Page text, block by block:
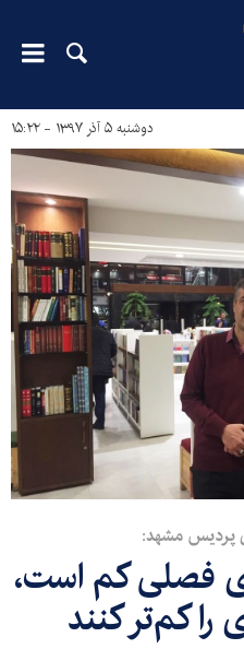
دوشنبه ۵ آذر ۱۳۹۷ - ۱۵:۲۲
پردیس مشهد:
فصلی کم است،
را کم‌تر کنند